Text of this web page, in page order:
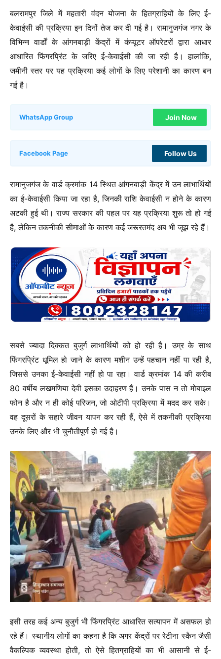
बलरामपुर जिले में महतारी वंदन योजना के हितग्राहियों के लिए ई-
केवाईसी की प्रक्रिया इन दिनों तेज कर दी गई है। रामानुजगंज नगर के
विभिन्न वार्डों के आंगनबाड़ी केंद्रों में कंप्यूटर ऑपरेटरों द्वारा आधार
आधारित फिंगरप्रिंट के जरिए ई-केवाईसी की जा रही है। हालांकि,
जमीनी स्तर पर यह प्रक्रिया कई लोगों के लिए परेशानी का कारण बन
गई है।
WhatsApp Group Join Now
Facebook Page Follow Us
रामानुजगंज के वार्ड क्रमांक 14 स्थित आंगनबाड़ी केंद्र में उन लाभार्थियों
का ई-केवाईसी किया जा रहा है, जिनकी राशि केवाईसी न होने के कारण
अटकी हुई थी। राज्य सरकार की पहल पर यह प्रक्रिया शुरू तो हो गई
है, लेकिन तकनीकी सीमाओं के कारण कई जरूरतमंद अब भी जूझ रहे हैं।
सबसे ज्यादा दिक्कत बुजुर्ग लाभार्थियों को हो रही है। उम्र के साथ
फिंगरप्रिंट धूमिल हो जाने के कारण मशीन उन्हें पहचान नहीं पा रही है,
जिससे उनका ई-केवाईसी नहीं हो पा रहा। वार्ड क्रमांक 14 की करीब
80 वर्षीय लखमणिया देवी इसका उदाहरण हैं। उनके पास न तो मोबाइल
फोन है और न ही कोई परिजन, जो ओटीपी प्रक्रिया में मदद कर सके।
वह दूसरों के सहारे जीवन यापन कर रही हैं, ऐसे में तकनीकी प्रक्रिया
उनके लिए और भी चुनौतीपूर्ण हो गई है।
इसी तरह कई अन्य बुजुर्ग भी फिंगरप्रिंट आधारित सत्यापन में असफल हो
रहे हैं। स्थानीय लोगों का कहना है कि अगर केंद्रों पर रेटीना स्कैन जैसी
वैकल्पिक व्यवस्था होती, तो ऐसे हितग्राहियों का भी आसानी से ई-